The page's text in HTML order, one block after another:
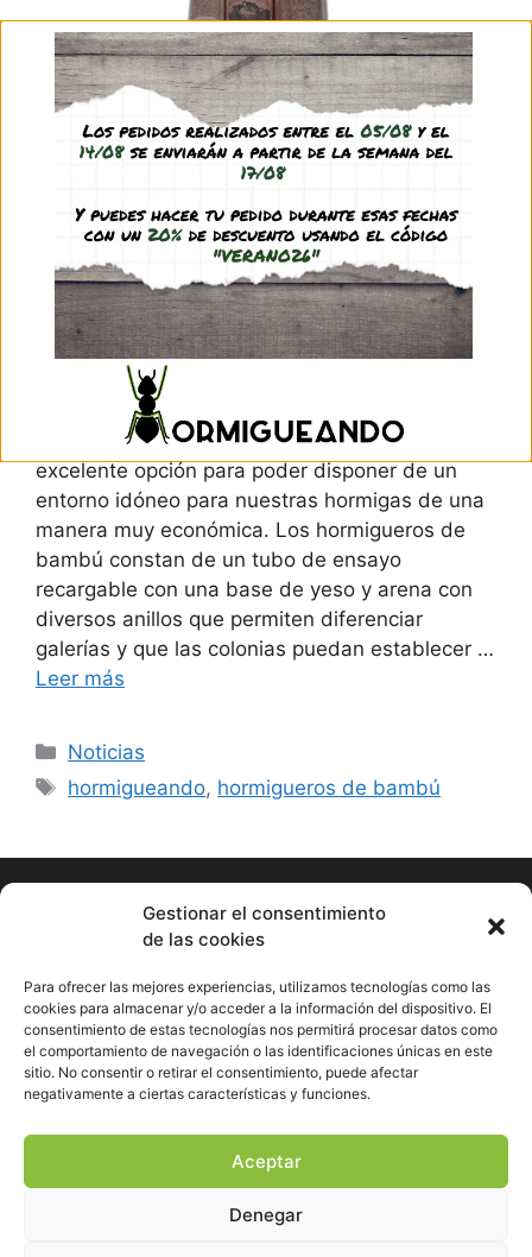
Gestionar el consentimiento
de las cookies
Para ofrecer las mejores experiencias, utilizamos tecnologías como las
cookies para almacenar y/o acceder a la información del dispositivo. El
consentimiento de estas tecnologías nos permitirá procesar datos como
el comportamiento de navegación o las identificaciones únicas en este
sitio. No consentir o retirar el consentimiento, puede afectar
negativamente a ciertas características y funciones.
Aceptar
Denegar
Los llamados Hormigueros de bambú son una
excelente opción para poder disponer de un
entorno idóneo para nuestras hormigas de una
manera muy económica. Los hormigueros de
bambú constan de un tubo de ensayo
recargable con una base de yeso y arena con
diversos anillos que permiten diferenciar
galerías y que las colonias puedan establecer …
Leer más
Noticias
hormigueando, hormigueros de bambú
Hormigueando © Copyright 2023. Diseño web realizado por
656 582 507
info@hormigueando.com
Tres Cantos (Madrid)
Envíos y Devoluciones
Política de privacidad
Declaración de accesibilidad